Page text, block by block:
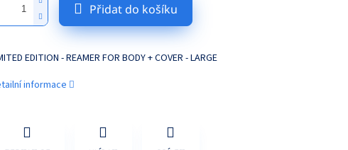
Přidat do košíku
EDITION - REAMER FOR BODY + COVER - LARGE
informace